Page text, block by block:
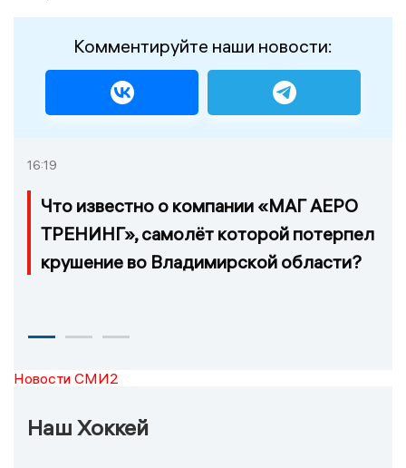
Комментируйте наши новости:
16:19
Что известно о компании «МАГ АЕРО
ТРЕНИНГ», самолёт которой потерпел
крушение во Владимирской области?
Новости СМИ2
Наш Хоккей